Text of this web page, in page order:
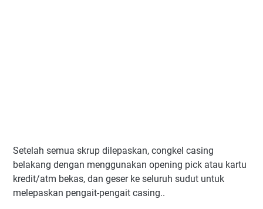
Setelah semua skrup dilepaskan, congkel casing
belakang dengan menggunakan opening pick atau kartu
kredit/atm bekas, dan geser ke seluruh sudut untuk
melepaskan pengait-pengait casing..